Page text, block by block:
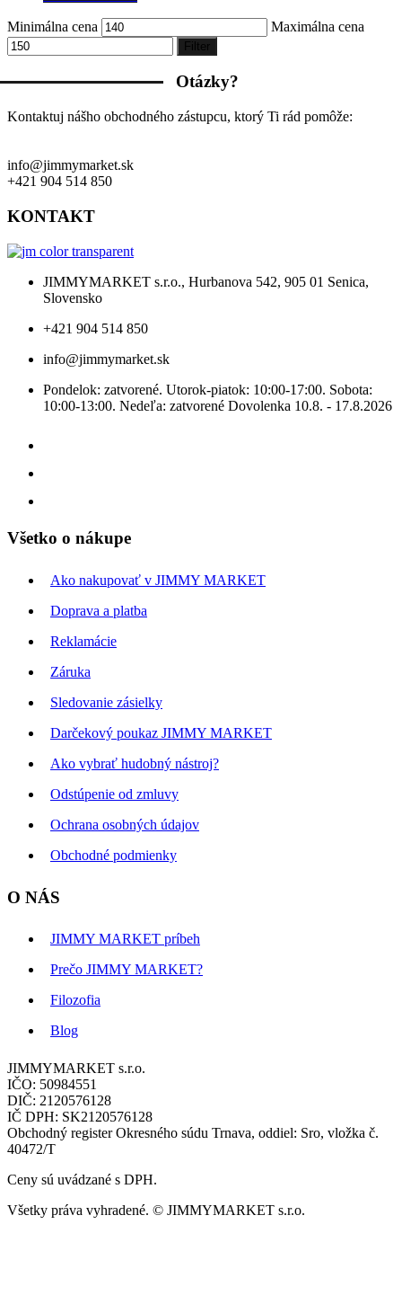
Minimálna cena Maximálna cena
Filter
Otázky?
Kontaktuj nášho obchodného zástupcu, ktorý Ti rád pomôže:
info@jimmymarket.sk
+421 904 514 850
KONTAKT
JIMMYMARKET s.r.o., Hurbanova 542, 905 01 Senica,
Slovensko
+421 904 514 850
info@jimmymarket.sk
Pondelok: zatvorené. Utorok-piatok: 10:00-17:00. Sobota:
10:00-13:00. Nedeľa: zatvorené Dovolenka 10.8. - 17.8.2026
Všetko o nákupe
Ako nakupovať v JIMMY MARKET
Doprava a platba
Reklamácie
Záruka
Sledovanie zásielky
Darčekový poukaz JIMMY MARKET
Ako vybrať hudobný nástroj?
Odstúpenie od zmluvy
Ochrana osobných údajov
Obchodné podmienky
O NÁS
JIMMY MARKET príbeh
Prečo JIMMY MARKET?
Filozofia
Blog
JIMMYMARKET s.r.o.
IČO: 50984551
DIČ: 2120576128
IČ DPH: SK2120576128
Obchodný register Okresného súdu Trnava, oddiel: Sro, vložka č.
40472/T
Ceny sú uvádzané s DPH.
Všetky práva vyhradené. © JIMMYMARKET s.r.o.